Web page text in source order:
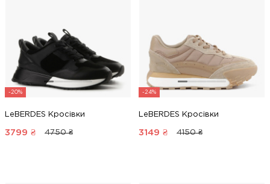
-20%
LeBERDES Кросівки
3799 ₴ 4750 ₴
-24%
LeBERDES Кросівки
3149 ₴ 4150 ₴